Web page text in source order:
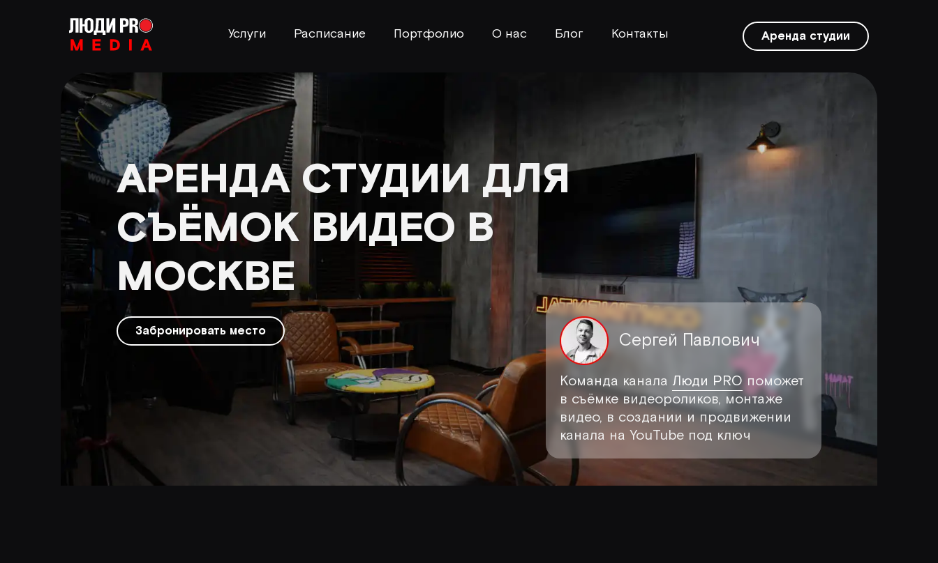
Услуги Расписание Портфолио О нас Блог Контакты Аренда студии
АРЕНДА СТУДИИ ДЛЯ
СЪЁМОК ВИДЕО В
МОСКВЕ
Забронировать место Сергей Павлович
Команда канала Люди PRO поможет
в съёмке видеороликов, монтаже
видео, в создании и продвижении
канала на YouTube под ключ